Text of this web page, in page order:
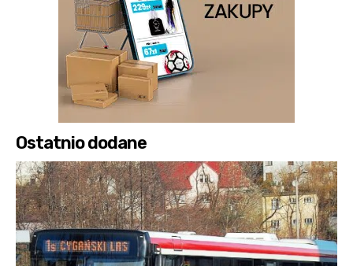
Ostatnio dodane